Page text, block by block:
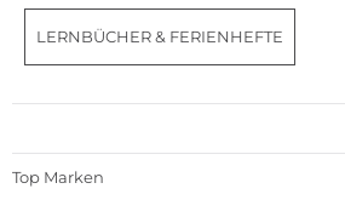
LERNBÜCHER & FERIENHEFTE
Top Marken